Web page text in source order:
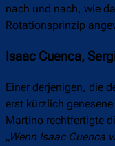
nach und nach, wie
Rotationsprinzip
Isaac Cuenca,
Einer derjenigen, die
erst kürzlich
Martino rechtfertigte
„Wenn Isaac Cuenca